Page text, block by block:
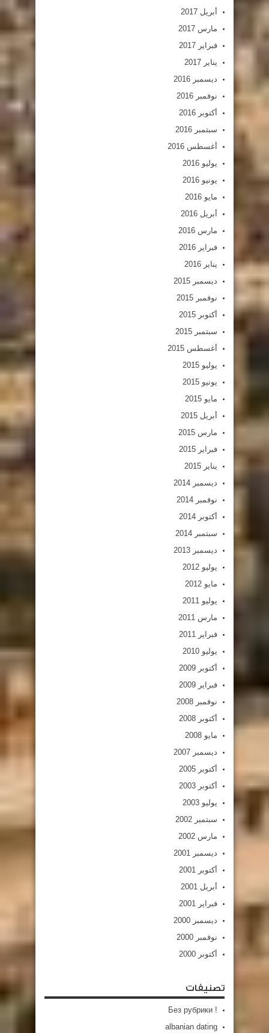
أبريل 2017
مارس 2017
فبراير 2017
يناير 2017
ديسمبر 2016
نوفمبر 2016
أكتوبر 2016
سبتمبر 2016
أغسطس 2016
يوليو 2016
يونيو 2016
مايو 2016
أبريل 2016
مارس 2016
فبراير 2016
يناير 2016
ديسمبر 2015
نوفمبر 2015
أكتوبر 2015
سبتمبر 2015
أغسطس 2015
يوليو 2015
يونيو 2015
مايو 2015
أبريل 2015
مارس 2015
فبراير 2015
يناير 2015
ديسمبر 2014
نوفمبر 2014
أكتوبر 2014
سبتمبر 2014
ديسمبر 2013
يوليو 2012
مايو 2012
يوليو 2011
مارس 2011
فبراير 2011
يوليو 2010
أكتوبر 2009
فبراير 2009
نوفمبر 2008
أكتوبر 2008
مايو 2008
ديسمبر 2007
أكتوبر 2005
أكتوبر 2003
يوليو 2003
سبتمبر 2002
مارس 2002
ديسمبر 2001
أكتوبر 2001
أبريل 2001
فبراير 2001
ديسمبر 2000
نوفمبر 2000
أكتوبر 2000
تصنيفات
! Без рубрики
albanian dating